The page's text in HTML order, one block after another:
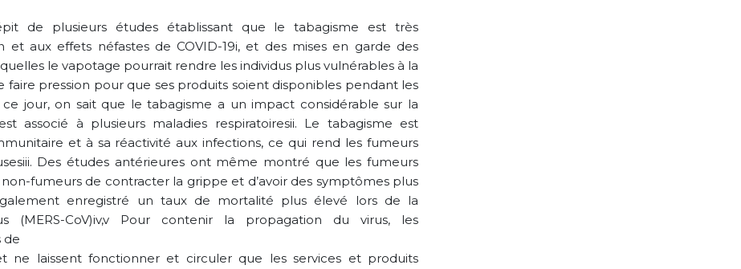
de plusieurs études établissant que le tabagisme est très
et aux effets néfastes de COVID-19i, et des mises en garde des
le vapotage pourrait rendre les individus plus vulnérables à la
faire pression pour que ses produits soient disponibles pendant les
jour, on sait que le tabagisme a un impact considérable sur la
associé à plusieurs maladies respiratoiresii. Le tabagisme est
et à sa réactivité aux infections, ce qui rend les fumeurs
Des études antérieures ont même montré que les fumeurs
fumeurs de contracter la grippe et d’avoir des symptômes plus
enregistré un taux de mortalité plus élevé lors de la
(MERS-CoV)iv,v Pour contenir la propagation du virus, les
de
ne laissent fonctionner et circuler que les services et produits